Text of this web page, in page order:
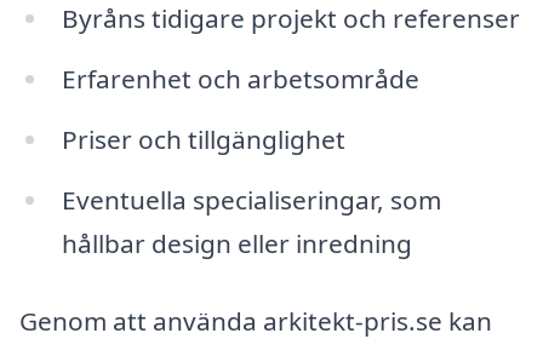
Byråns tidigare projekt och referenser
Erfarenhet och arbetsområde
Priser och tillgänglighet
Eventuella specialiseringar, som
hållbar design eller inredning
Genom att använda arkitekt-pris.se kan